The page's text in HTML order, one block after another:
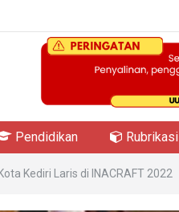
Pendidikan Rubrikasi
Kediri Laris di INACRAFT 2022